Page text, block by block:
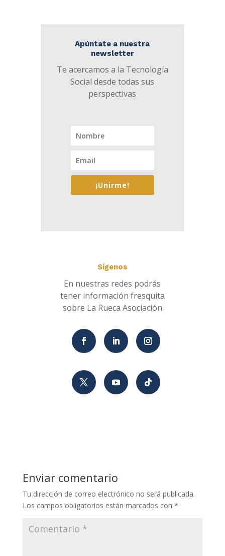
Apúntate a nuestra
newsletter
Te acercamos a la Tecnología
Social desde todas sus
perspectivas
¡Unirme!
Sígenos
En nuestras redes podrás
tener información fresquita
sobre La Rueca Asociación
Enviar comentario
Tu dirección de correo electrónico no será publicada.
Los campos obligatorios están marcados con *